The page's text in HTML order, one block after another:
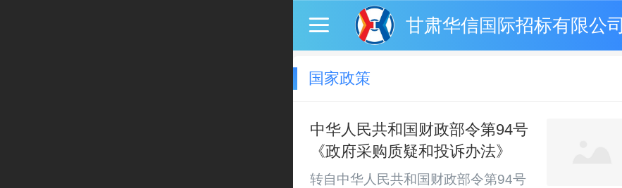
甘肃华信国际招标有限公司
国家政策
中华人民共和国财政部令第94号
《政府采购质疑和投诉办法》
转自中华人民共和国财政部令第94号